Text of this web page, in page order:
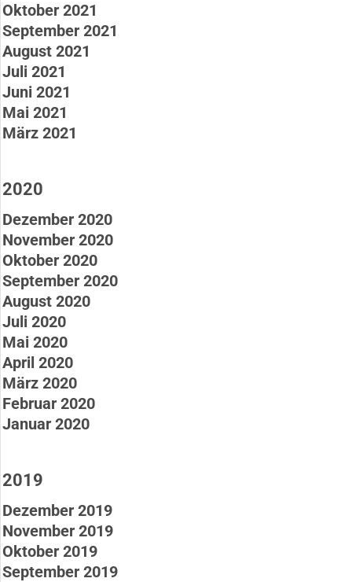
Oktober 2021
September 2021
August 2021
Juli 2021
Juni 2021
Mai 2021
März 2021
2020
Dezember 2020
November 2020
Oktober 2020
September 2020
August 2020
Juli 2020
Mai 2020
April 2020
März 2020
Februar 2020
Januar 2020
2019
Dezember 2019
November 2019
Oktober 2019
September 2019